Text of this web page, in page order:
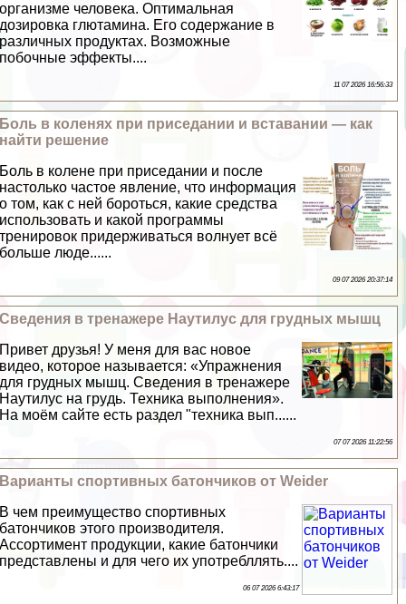
организме человека. Оптимальная
дозировка глютамина. Его содержание в
различных продуктах. Возможные
побочные эффекты....
11 07 2026 16:56:33
Боль в коленях при приседании и вставании — как
найти решение
Боль в колене при приседании и после
настолько частое явление, что информация
о том, как с ней бороться, какие средства
использовать и какой программы
тренировок придерживаться волнует всё
больше люде......
09 07 2026 20:37:14
Сведения в тренажере Наутилус для грудных мышц
Привет друзья! У меня для вас новое
видео, которое называется: «Упражнения
для грудных мышц. Сведения в тренажере
Наутилус на гpyдь. Техника выполнения».
На моём сайте есть раздел "техника вып......
07 07 2026 11:22:56
Варианты спортивных батончиков от Weider
В чем преимущество спортивных
батончиков этого производителя.
Ассортимент продукции, какие батончики
представлены и для чего их употрeбллять....
06 07 2026 6:43:17